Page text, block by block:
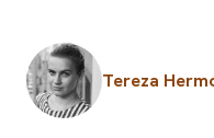
Tereza